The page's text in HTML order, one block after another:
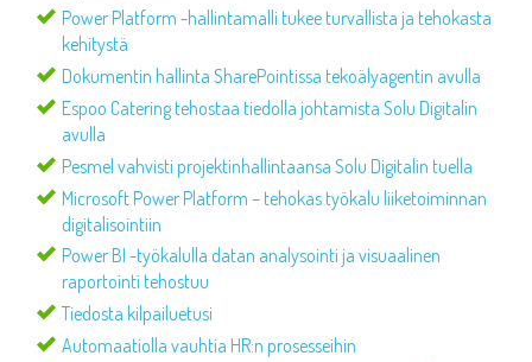
Power Platform -hallintamalli tukee turvallista ja tehokasta
kehitystä
Dokumentin hallinta SharePointissa tekoälyagentin avulla
Espoo Catering tehostaa tiedolla johtamista Solu Digitalin
avulla
Pesmel vahvisti projektinhallintaansa Solu Digitalin tuella
Microsoft Power Platform – tehokas työkalu liiketoiminnan
digitalisointiin
Power BI -työkalulla datan analysointi ja visuaalinen
raportointi tehostuu
Tiedosta kilpailuetusi
Automaatiolla vauhtia HR:n prosesseihin